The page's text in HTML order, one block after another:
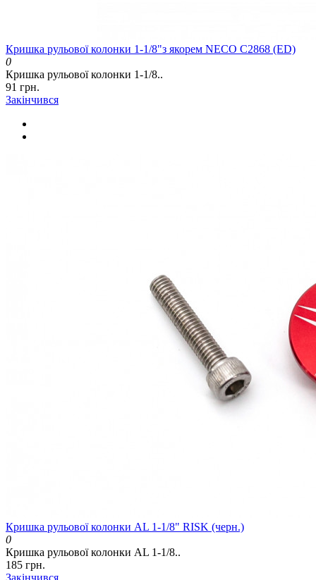
Кришка рульової колонки 1-1/8"з якорем NECO C2868 (ED)
0
Кришка рульової колонки 1-1/8..
91 грн.
Закінчився
Кришка рульової колонки AL 1-1/8" RISK (черн.)
0
Кришка рульової колонки AL 1-1/8..
185 грн.
Закінчився